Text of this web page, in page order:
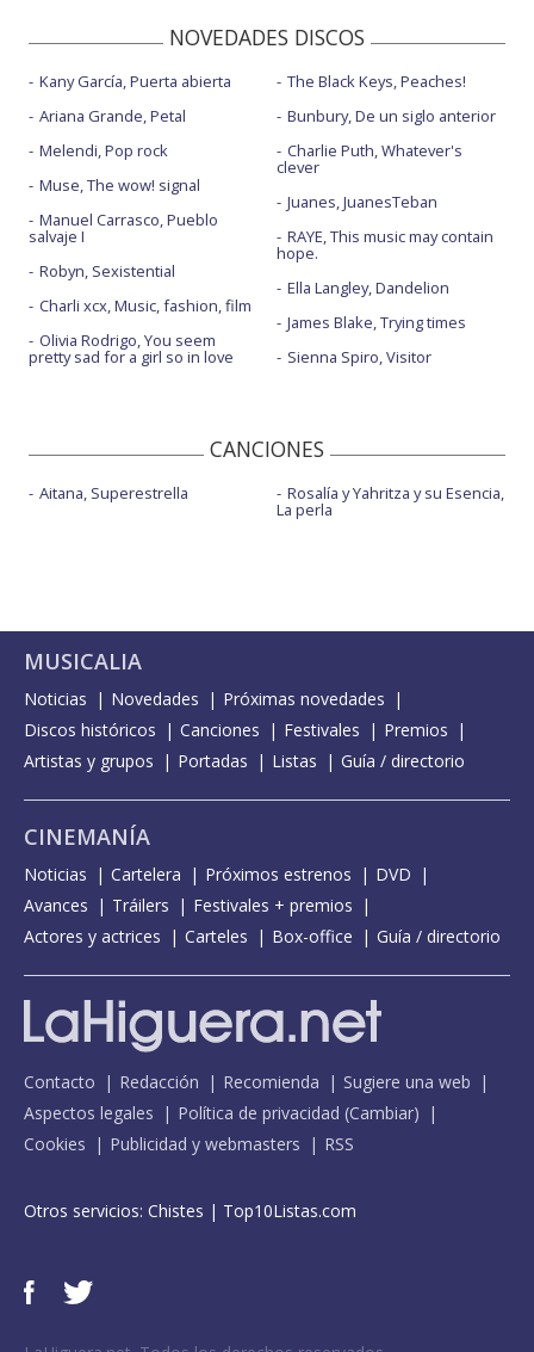
NOVEDADES DISCOS
Kany García, Puerta abierta
Ariana Grande, Petal
Melendi, Pop rock
Muse, The wow! signal
Manuel Carrasco, Pueblo
salvaje I
Robyn, Sexistential
Charli xcx, Music, fashion, film
Olivia Rodrigo, You seem
pretty sad for a girl so in love
The Black Keys, Peaches!
Bunbury, De un siglo anterior
Charlie Puth, Whatever's
clever
Juanes, JuanesTeban
RAYE, This music may contain
hope.
Ella Langley, Dandelion
James Blake, Trying times
Sienna Spiro, Visitor
CANCIONES
Aitana, Superestrella Rosalía y Yahritza y su Esencia,
La perla
MUSICALIA
Noticias Novedades
Próximas novedades
Discos históricos
Canciones Festivales
Premios
Artistas y grupos
Portadas Listas Guía / directorio
CINEMANÍA
Noticias Cartelera Próximos estrenos
DVD
Avances
Tráilers
Festivales + premios
Actores y actrices
Carteles Box-office Guía / directorio
Contacto Redacción Recomienda
Sugiere una web
Aspectos legales
Política de privacidad (Cambiar)
Cookies
Publicidad y webmasters RSS
Otros servicios: Chistes | Top10Listas.com